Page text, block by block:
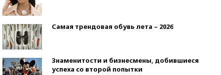
Самая трендовая обувь лета – 2026
Знаменитости и бизнесмены, добившиеся
успеха со второй попытки